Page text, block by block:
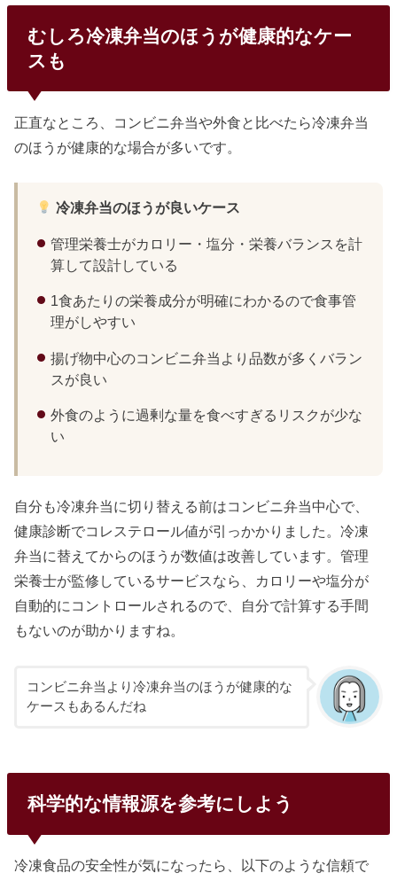
むしろ冷凍弁当のほうが健康的なケー
スも
正直なところ、コンビニ弁当や外食と比べたら冷凍弁当
のほうが健康的な場合が多いです。
冷凍弁当のほうが良いケース
管理栄養士がカロリー・塩分・栄養バランスを計
算して設計している
1食あたりの栄養成分が明確にわかるので食事管
理がしやすい
揚げ物中心のコンビニ弁当より品数が多くバラン
スが良い
外食のように過剰な量を食べすぎるリスクが少な
い
自分も冷凍弁当に切り替える前はコンビニ弁当中心で、
健康診断でコレステロール値が引っかかりました。冷凍
弁当に替えてからのほうが数値は改善しています。管理
栄養士が監修しているサービスなら、カロリーや塩分が
自動的にコントロールされるので、自分で計算する手間
もないのが助かりますね。
コンビニ弁当より冷凍弁当のほうが健康的な
ケースもあるんだね
科学的な情報源を参考にしよう
冷凍食品の安全性が気になったら、以下のような信頼で